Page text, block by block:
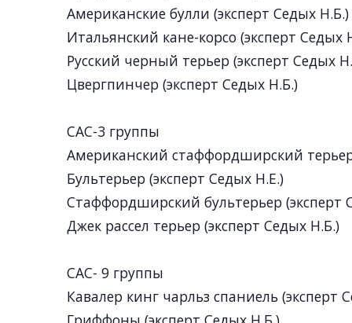
Американские булли (эксперт Седых Н.Б.)
Итальянский кане-корсо (эксперт Седых
Русский черный терьер (эксперт Седых
Цвергпинчер (эксперт Седых Н.Б.)
САС-3 группы
Американский стаффордширский
Бультерьер (эксперт Седых Н.Е.)
Стаффордширский бультерьер (эксперт
Джек рассел терьер (эксперт Седых Н.Б.)
САС- 9 группы
Кавалер кинг чарльз спаниель (эксперт